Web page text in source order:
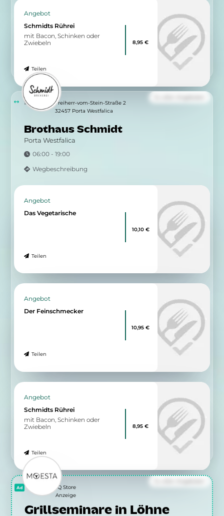
Angebot
Schmidts Rührei
mit Bacon, Schinken oder
Zwiebeln
Teilen
8,95 €
Brothaus Schmidt
Porta Westfalica
06:00 - 19:00
Wegbeschreibung
1.07 km
Freiherr-vom-Stein-Straße 2
32457 Porta Westfalica
Angebot
Das Vegetarische
Teilen
10,10 €
Angebot
Der Feinschmecker
Teilen
10,95 €
Angebot
Schmidts Rührei
mit Bacon, Schinken oder
Zwiebeln
Teilen
8,95 €
Grillseminare in Löhne
Moesta BBQ Store
Anzeige